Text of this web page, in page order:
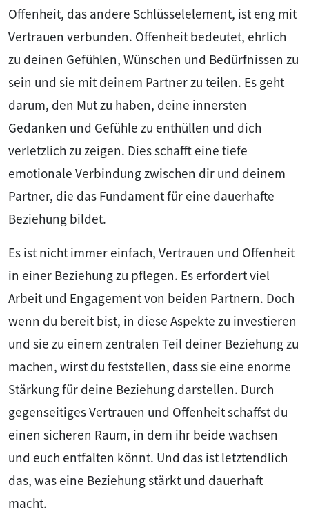
Offenheit, das andere Schlüsselelement, ist eng mit
Vertrauen verbunden. Offenheit bedeutet, ehrlich
zu deinen Gefühlen, Wünschen und Bedürfnissen zu
sein und sie mit deinem Partner zu teilen. Es geht
darum, den Mut zu haben, deine innersten
Gedanken und Gefühle zu enthüllen und dich
verletzlich zu zeigen. Dies schafft eine tiefe
emotionale Verbindung zwischen dir und deinem
Partner, die das Fundament für eine dauerhafte
Beziehung bildet.
Es ist nicht immer einfach, Vertrauen und Offenheit
in einer Beziehung zu pflegen. Es erfordert viel
Arbeit und Engagement von beiden Partnern. Doch
wenn du bereit bist, in diese Aspekte zu investieren
und sie zu einem zentralen Teil deiner Beziehung zu
machen, wirst du feststellen, dass sie eine enorme
Stärkung für deine Beziehung darstellen. Durch
gegenseitiges Vertrauen und Offenheit schaffst du
einen sicheren Raum, in dem ihr beide wachsen
und euch entfalten könnt. Und das ist letztendlich
das, was eine Beziehung stärkt und dauerhaft
macht.